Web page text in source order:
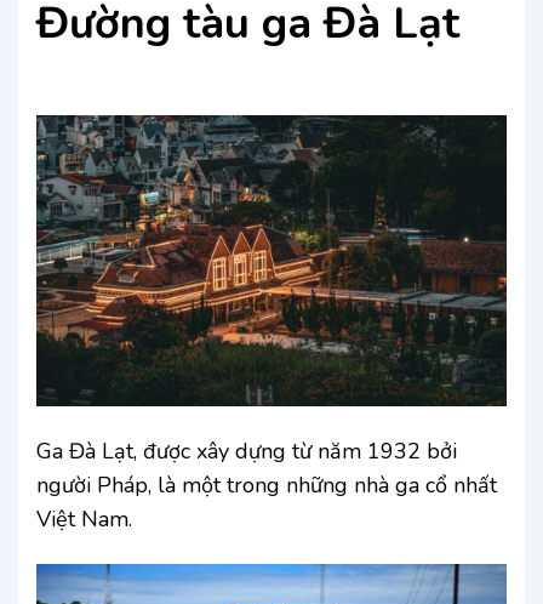
Đường tàu ga Đà Lạt
Ga Đà Lạt, được xây dựng từ năm 1932 bởi
người Pháp, là một trong những nhà ga cổ nhất
Việt Nam.